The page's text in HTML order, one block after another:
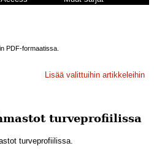
PDF-formaatissa.
Lisää valittuihin artikkeleihin
turveprofiilissa
turveprofiilissa.